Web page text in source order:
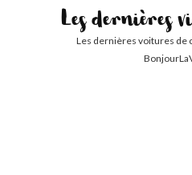
Les dernières
Les dernières voitures de